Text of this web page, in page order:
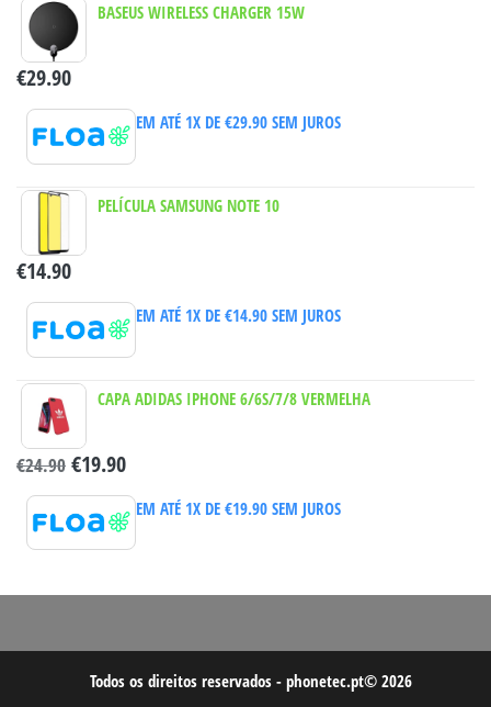
BASEUS WIRELESS CHARGER 15W
€29.90
EM ATÉ 1X DE €29.90SEM JUROS
PELÍCULA SAMSUNG NOTE 10
€14.90
EM ATÉ 1X DE €14.90SEM JUROS
CAPA ADIDAS IPHONE 6/6S/7/8 VERMELHA
€24.90 €19.90
EM ATÉ 1X DE €19.90SEM JUROS
Todos os direitos reservados - phonetec.pt© 2026